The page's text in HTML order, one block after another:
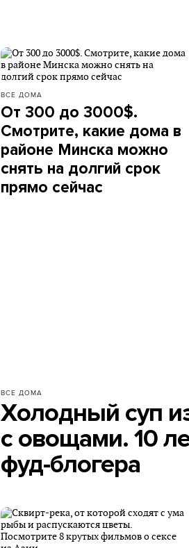
ВСЕ ДОМА
От 300 до 3000$.
Смотрите, какие дома в
районе Минска можно
снять на долгий срок
прямо сейчас
ВСЕ ДОМА
Холодный суп
с овощами. 10
фуд-блогера